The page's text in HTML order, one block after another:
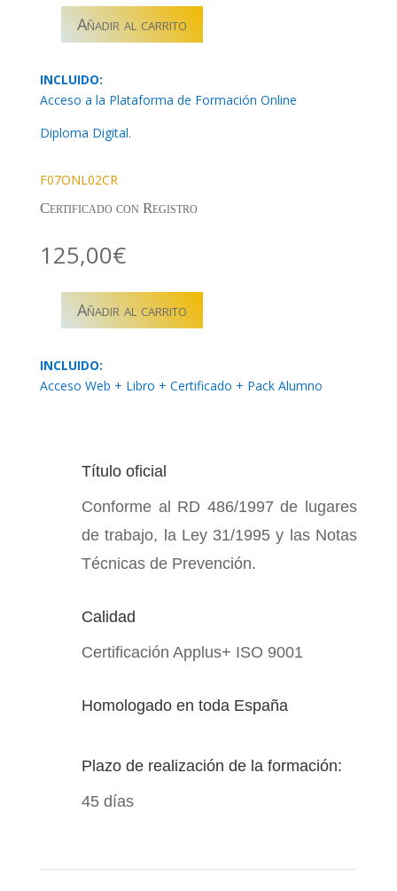
F07ONL02
PRL
ALTURA
Añadir al carrito
INCLUIDO:
Acceso a la Plataforma de Formación Online
Diploma Digital.
F07ONL02CR
Certificado con Registro
125,00€
F07ONL02
PRL
ALTURA
Añadir al carrito
INCLUIDO:
Acceso Web + Libro + Certificado + Pack Alumno
Título oficial
Conforme al RD 486/1997 de lugares
de trabajo, la Ley 31/1995 y las Notas
Técnicas de Prevención.
Calidad
Certificación Applus+ ISO 9001
Homologado en toda España
Plazo de realización de la formación:
45 días